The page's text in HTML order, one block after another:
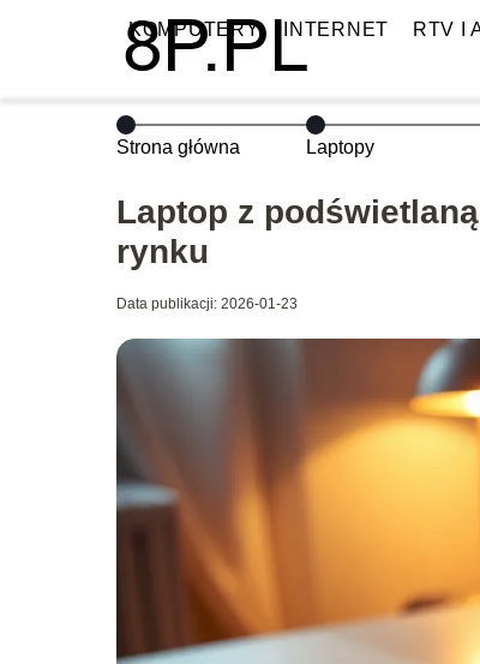
KOMPUTERY INTERNET RTV I
Strona główna Laptopy
Laptop z
rynku
Data publikacji: 2026-01-23